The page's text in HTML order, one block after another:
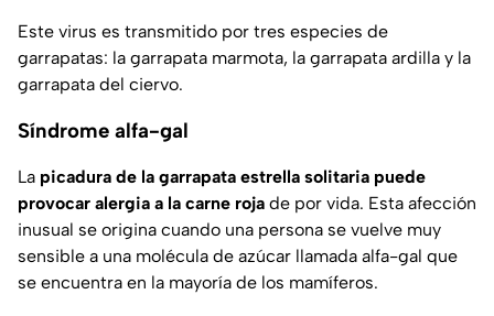
Este virus es transmitido por tres especies de
garrapatas: la garrapata marmota, la garrapata ardilla y la
garrapata del ciervo.
Síndrome alfa-gal
La picadura de la garrapata estrella solitaria puede
provocar alergia a la carne roja de por vida. Esta afección
inusual se origina cuando una persona se vuelve muy
sensible a una molécula de azúcar llamada alfa-gal que
se encuentra en la mayoría de los mamíferos.